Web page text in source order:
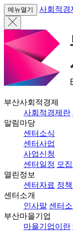
메뉴열기 사회적경
부산사회적경제
사회적경제란
알림마당
센터소식
센터사업
사업신청
센터일정 모
열린정보
센터자료 정
센터소개
인사말 센터소
부산마을기업
마을기업이란